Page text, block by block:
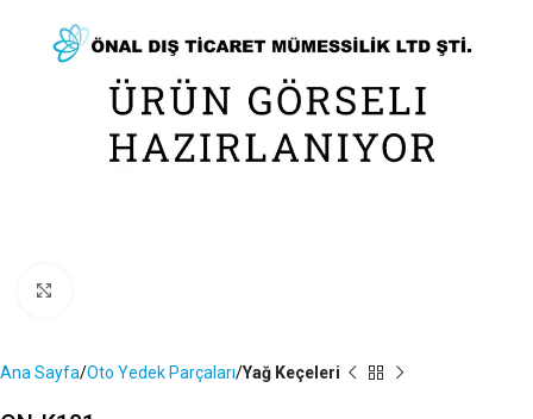
Ana Sayfa Oto Yedek Parçaları Yağ Keçeleri